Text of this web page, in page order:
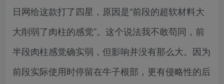
日网给这款打了四星，原因是“前段的超软材料大
大削弱了肉柱的感觉”。这个说法我不敢苟同，前
半段肉柱感觉确实弱，但影响并没有那么大。因为
前段实际使用时停留在牛子根部，更有侵略性的后